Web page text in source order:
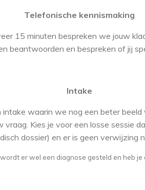
Telefonische kennismaking
15 minuten bespreken we jouw
beantwoorden en bespreken of jij
Intake
waarin we nog een beter
Kies je voor een losse sessie
dossier) en er is geen verwijzing
er wel een diagnose gesteld en heb